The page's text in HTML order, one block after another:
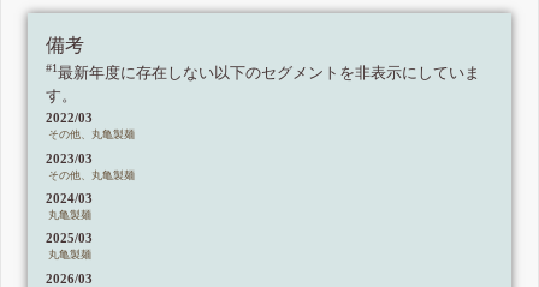
備考
#1 最新年度に存在しない以下のセグメントを非表示にしていま
す。
2022/03
その他、丸亀製麺
2023/03
その他、丸亀製麺
2024/03
丸亀製麺
2025/03
丸亀製麺
2026/03